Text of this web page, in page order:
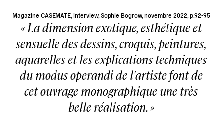
Magazine CASEMATE, interview, Sophie Bogrow, novembre 2022, p.92-95
La dimension exotique, esthétique et
sensuelle des dessins, croquis, peintures,
aquarelles et les explications techniques
du modus operandi de l'artiste font de
cet ouvrage monographique une très
belle réalisation.